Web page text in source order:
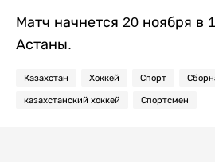
Матч начнется 20 ноября в
Астаны.
Казахстан Хоккей Спорт
казахстанский хоккей Спортсмен